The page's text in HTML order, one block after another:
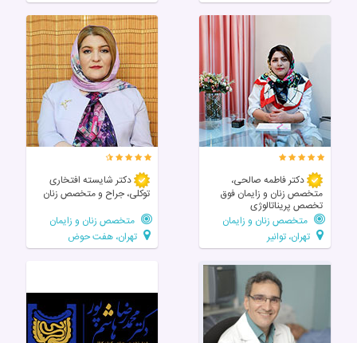
دکتر فاطمه صالحی،
متخصص زنان و زایمان فوق
تخصص پریناتالوژی
متخصص زنان و زایمان
تهران، توانیر
دکتر شایسته افتخاری
توکلی، جراح و متخصص زنان
متخصص زنان و زایمان
تهران، هفت حوض